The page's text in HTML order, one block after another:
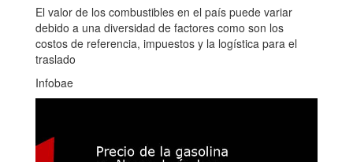
El valor de los combustibles en el país puede variar
debido a una diversidad de factores como son los
costos de referencia, impuestos y la logística para el
traslado
Infobae